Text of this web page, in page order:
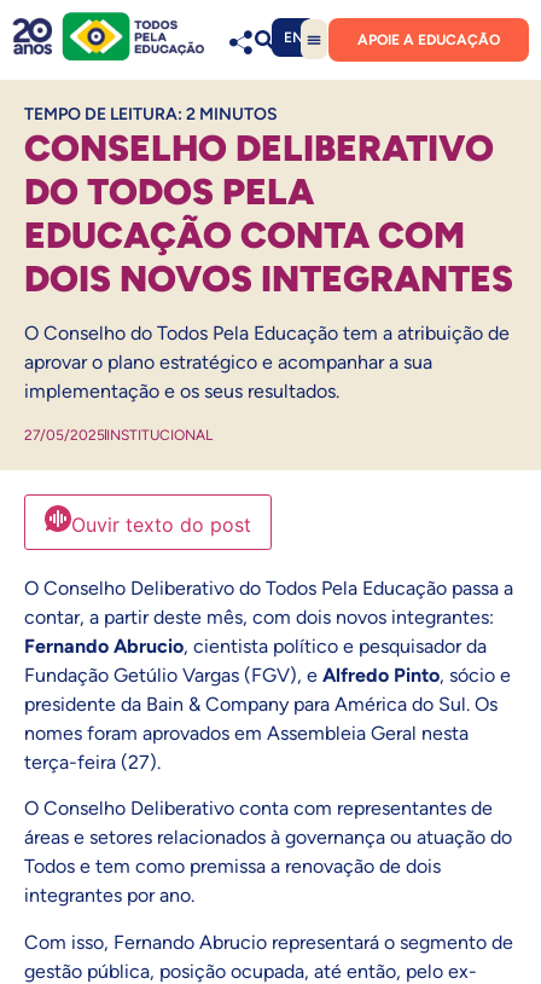
EN APOIE A EDUCAÇÃO
TEMPO DE LEITURA: 2 MINUTOS
CONSELHO DELIBERATIVO
DO TODOS PELA
EDUCAÇÃO CONTA COM
DOIS NOVOS INTEGRANTES
O Conselho do Todos Pela Educação tem a atribuição de
aprovar o plano estratégico e acompanhar a sua
implementação e os seus resultados.
27/05/2025INSTITUCIONAL
Ouvir texto do post
O Conselho Deliberativo do Todos Pela Educação passa a
contar, a partir deste mês, com dois novos integrantes:
Fernando Abrucio, cientista político e pesquisador da
Fundação Getúlio Vargas (FGV), e Alfredo Pinto, sócio e
presidente da Bain & Company para América do Sul. Os
nomes foram aprovados em Assembleia Geral nesta
terça-feira (27).
O Conselho Deliberativo conta com representantes de
áreas e setores relacionados à governança ou atuação do
Todos e tem como premissa a renovação de dois
integrantes por ano.
Com isso, Fernando Abrucio representará o segmento de
gestão pública, posição ocupada, até então, pelo ex-